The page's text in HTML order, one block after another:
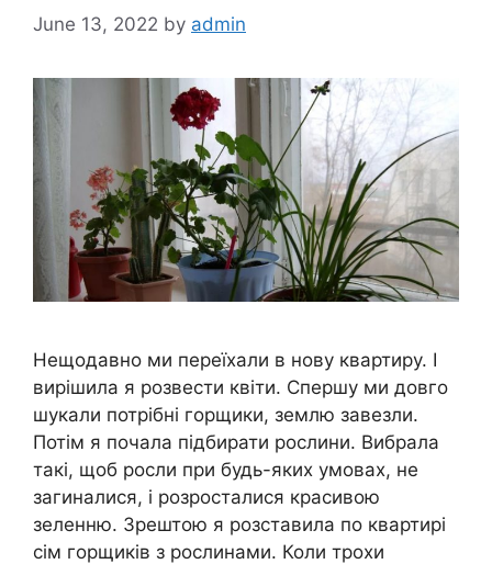
June 13, 2022 by admin
Нещодавно ми переїхали в нову квартиру. І
вирішила я розвести квіти. Спершу ми довго
шукали потрібні горщики, землю завезли.
Потім я почала підбирати рослини. Вибрала
такі, щоб росли при будь-яких умовах, не
загиналися, і розросталися красивою
зеленню. Зрештою я розставила по квартирі
сім горщиків з рослинами. Коли трохи